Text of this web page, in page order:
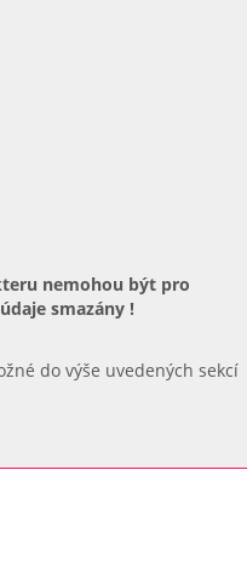
nemohou být pro
smazány !
do výše uvedených sekcí